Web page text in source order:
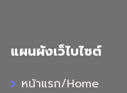
แผนผังเว็ไบไซต์
หน้าแรก/Home